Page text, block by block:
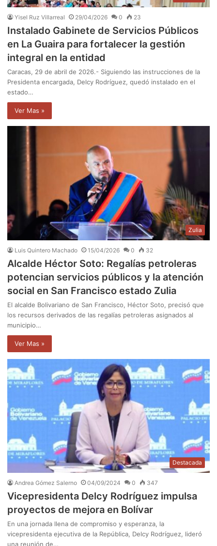
Yisel Ruz Villarreal 29/04/2026 0 23
Instalado Gabinete de Servicios Públicos
en La Guaira para fortalecer la gestión
integral en la entidad
Caracas, 29 de abril de 2026.- Siguiendo las instrucciones de la
Presidenta encargada, Delcy Rodríguez, quedó instalado en el
estado…
Ver Mas »
Zulia
Luis Quintero Machado 15/04/2026 0 32
Alcalde Héctor Soto: Regalías petroleras
potencian servicios públicos y la atención
social en San Francisco estado Zulia
El alcalde Bolivariano de San Francisco, Héctor Soto, precisó que
los recursos derivados de las regalías petroleras asignados al
municipio…
Ver Mas »
Destacada
Andrea Gómez Salerno 04/09/2024 0 347
Vicepresidenta Delcy Rodríguez impulsa
proyectos de mejora en Bolívar
En una jornada llena de compromiso y esperanza, la
vicepresidenta ejecutiva de la República, Delcy Rodríguez, lideró
una reunión de…